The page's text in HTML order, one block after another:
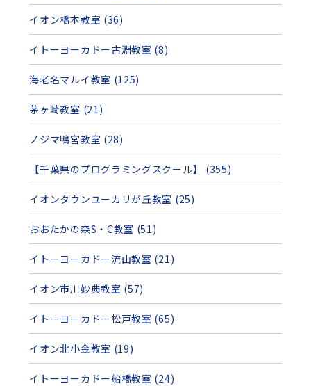
イオン橋本教室 (36)
イトーヨーカドー古淵教室 (8)
海老名マルイ教室 (125)
茅ヶ崎教室 (21)
ノジマ鴨宮教室 (28)
【千葉県のプログラミングスクール】 (355)
イオンタウンユーカリが丘教室 (25)
おおたかの森S・C教室 (51)
イトーヨーカドー流山教室 (21)
イオン市川妙典教室 (57)
イトーヨーカドー松戸教室 (65)
イオン北小金教室 (19)
イトーヨーカドー船橋教室 (24)